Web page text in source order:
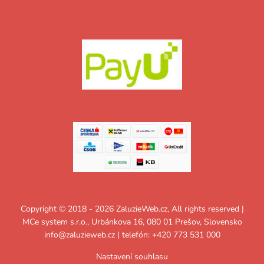
Copyright © 2018 - 2026 ZaluzieWeb.cz, All rights reserved |
MCe system s.r.o., Urbánkova 16, 080 01 Prešov, Slovensko
info@zaluzieweb.cz| telefón: +420 773 531 000
Nastavení souhlasu